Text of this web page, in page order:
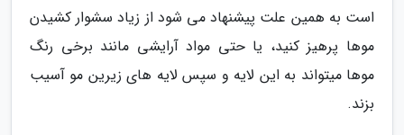
است به همین علت پیشنهاد می شود از زیاد سشوار کشیدن
موها پرهیز کنید، یا حتی مواد آرایشی مانند برخی رنگ
موها میتواند به این لایه و سپس لایه های زیرین مو آسیب
بزند.